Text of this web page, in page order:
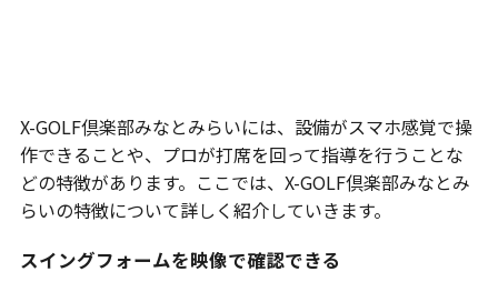
X-GOLF倶楽部みなとみらいには、設備がスマホ感覚で操
作できることや、プロが打席を回って指導を行うことな
どの特徴があります。ここでは、X-GOLF倶楽部みなとみ
らいの特徴について詳しく紹介していきます。
スイングフォームを映像で確認できる